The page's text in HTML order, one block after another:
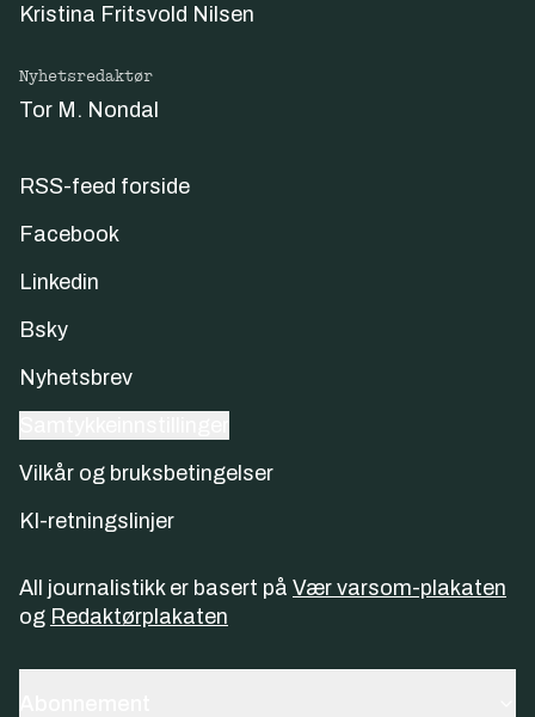
Kristina Fritsvold Nilsen
Nyhetsredaktør
Tor M. Nondal
RSS-feed forside
Facebook
Linkedin
Bsky
Nyhetsbrev
Vilkår og bruksbetingelser
KI-retningslinjer
All journalistikk er basert på Vær varsom-plakaten
og Redaktørplakaten